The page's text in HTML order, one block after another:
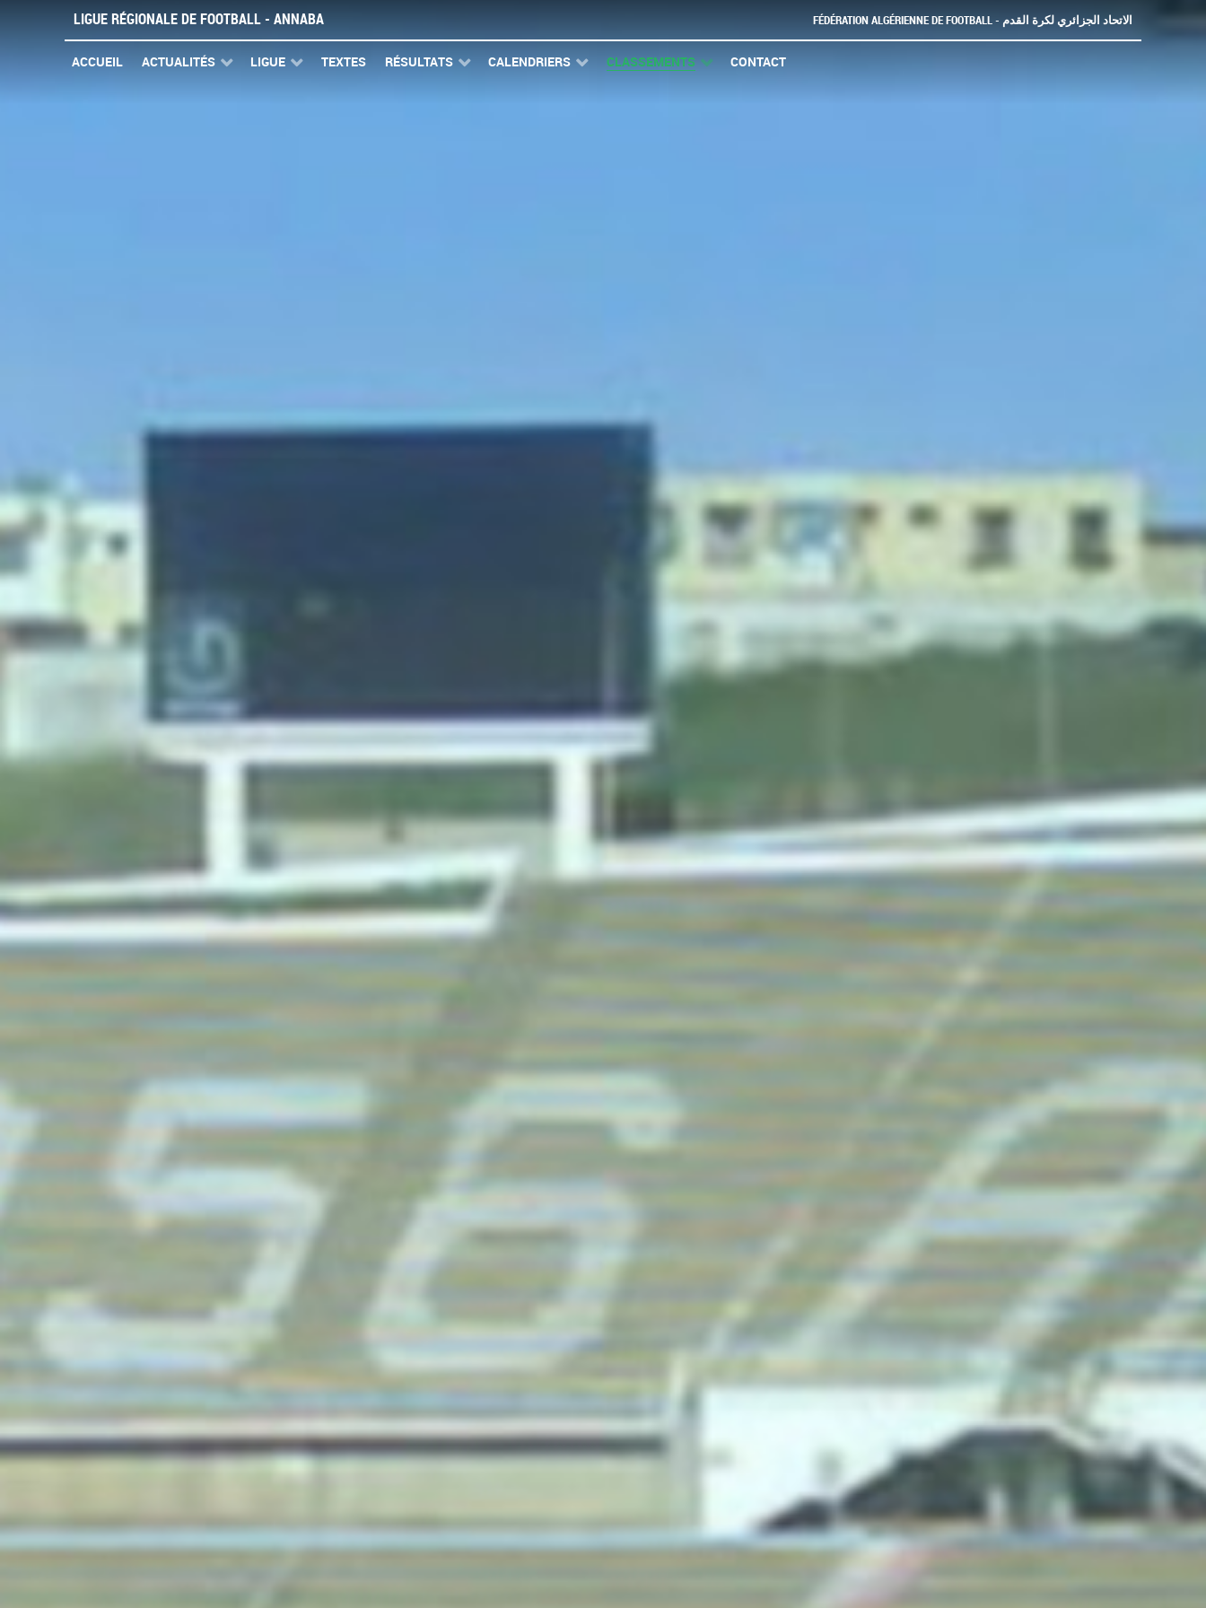
LIGUE RÉGIONALE DE FOOTBALL - ANNABA FÉDÉRATION ALGÉRIENNE DE FOOTBALL - الاتحاد الجزائري لكرة القدم
ACCUEIL ACTUALITÉS LIGUE TEXTES RÉSULTATS CALENDRIERS CLASSEMENTS CONTACT